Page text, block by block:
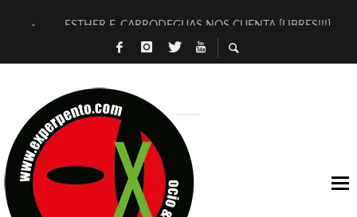
ESTHER F. CARRODEGUAS NOS CUENTA [LIBRES!!!]
[TERRA DE GUAPES] DE SANDRA MONFORT
TIMBRE 4, LA ESCUELA DEL DIRECTOR TEATRAL CLAUDIO
30 AÑOS (NO ES NADA) DE LA KATARSIS DEL TOMATAZO
MILITARES JUDÍAS EN #EXVITA
D’BALDOMEROS REINVENTAN [BITÁCORA 3.0] EN EXVITA